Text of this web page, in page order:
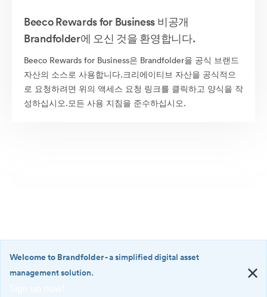
Beeco Rewards for Business 비공개
Brandfolder에 오신 것을 환영합니다.
Beeco Rewards for Business은 Brandfolder을 공식 브랜드
자산의 소스로 사용합니다.크리에이티브 자산을 공식적으
로 요청하려면 위의 액세스 요청 링크를 클릭하고 양식을 작
성하십시오.모든 사용 지침을 준수하십시오.
Welcome to Brandfolder- a simplified digital asset
management solution.